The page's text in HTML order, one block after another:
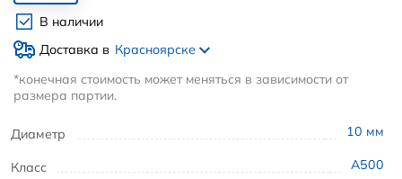
Диаметр 10 мм
Класс А500
В наличии
Доставка в Красноярске
*конечная стоимость может меняться в зависимости от
размера партии.